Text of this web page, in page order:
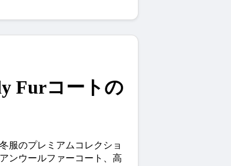
Furコートの
服のプレミアムコレクショ
ンウールファーコート、高